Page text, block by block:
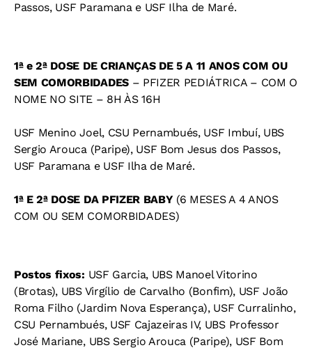
Passos, USF Paramana e USF Ilha de Maré.
1ª e 2ª DOSE DE CRIANÇAS DE 5 A 11 ANOS COM OU
SEM COMORBIDADES– PFIZER PEDIÁTRICA – COM O
NOME NO SITE – 8H ÀS 16H
USF Menino Joel, CSU Pernambués, USF Imbuí, UBS
Sergio Arouca (Paripe), USF Bom Jesus dos Passos,
USF Paramana e USF Ilha de Maré.
1ª E 2ª DOSE DA PFIZER BABY (6 MESES A 4 ANOS
COM OU SEM COMORBIDADES)
Postos fixos: USF Garcia, UBS Manoel Vitorino
(Brotas), UBS Virgílio de Carvalho (Bonfim), USF João
Roma Filho (Jardim Nova Esperança), USF Curralinho,
CSU Pernambués, USF Cajazeiras IV, UBS Professor
José Mariane, UBS Sergio Arouca (Paripe), USF Bom